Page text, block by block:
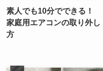
素人でも10分でできる！
家庭用エアコンの取り外し
方